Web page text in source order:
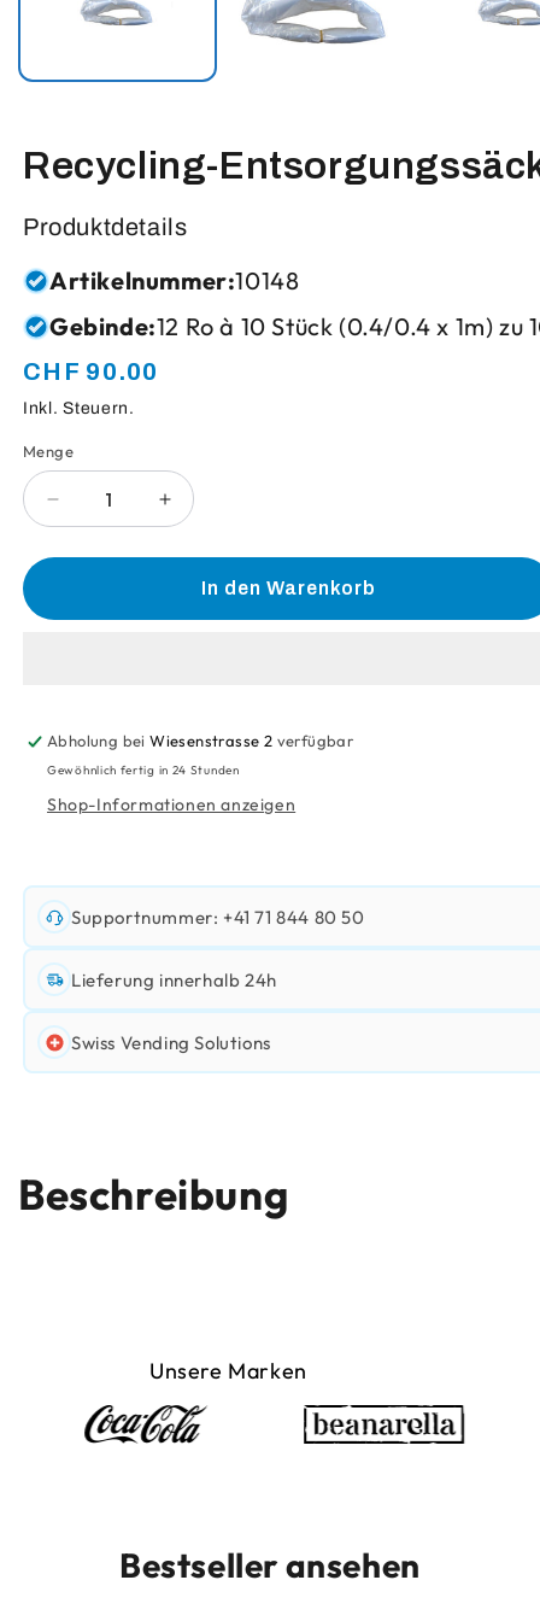
Recycling-
Produktdetails
Artikelnummer:10148
Gebinde:12 Ro à 10 Stück (0.4/0.4 x 1m) zu
Normaler
Preis
CHF 90.00
Inkl. Steuern.
Anzahl
Menge
Verringere
die
Menge
Erhöhe
die
Menge
In den Warenkorb
Abholung beiWiesenstrasse 2 verfügbar
Gewöhnlich fertig in 24 Stunden
Shop-Informationen anzeigen
Supportnummer: +41 71 844 80 50
Lieferung innerhalb 24h
Swiss Vending Solutions
Beschreibung
Unsere Marken
Bestseller ansehen